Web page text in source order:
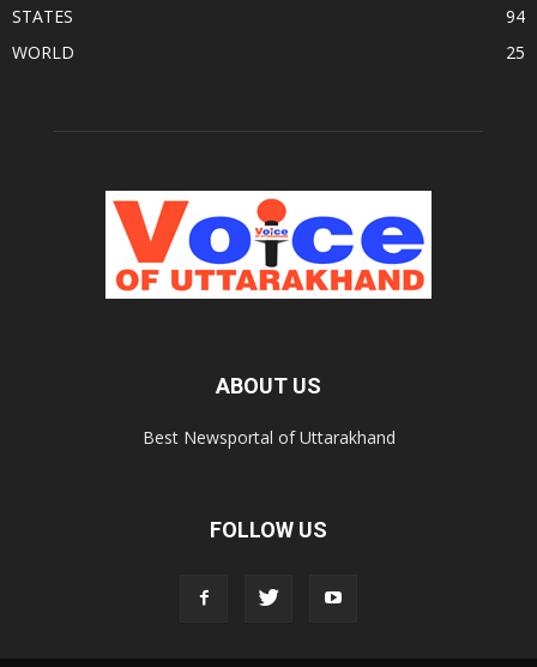
STATES
94
WORLD
25
ABOUT US
Best Newsportal of Uttarakhand
FOLLOW US